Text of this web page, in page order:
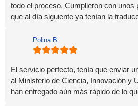
todo el proceso. Cumplieron con
que al día siguiente ya tenían la
si lo necesito. ¡Gracias por vuestra
Polina B.
El servicio perfecto, tenía que enviar
al Ministerio de Ciencia, Innovación y
han entregado aún más rápido de lo